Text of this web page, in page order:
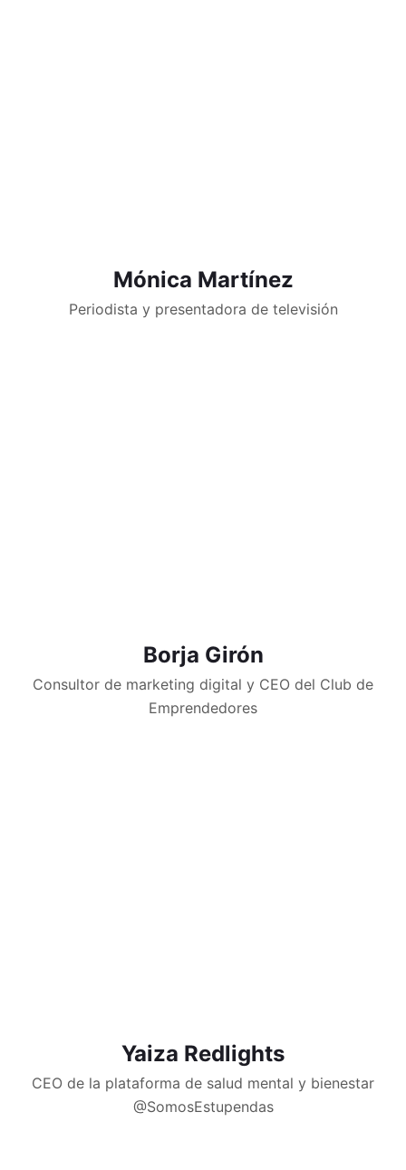
Mónica Martínez
Periodista y presentadora de televisión
Borja Girón
Consultor de marketing digital y CEO del Club de
Emprendedores
Yaiza Redlights
CEO de la plataforma de salud mental y bienestar
@SomosEstupendas